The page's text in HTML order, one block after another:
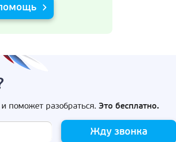
поможет разобраться. Это бесплатно.
Жду звонка